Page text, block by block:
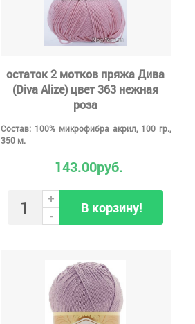
остаток 2 мотков пряжа Дива
(Diva Alize) цвет 363 нежная
роза
Состав: 100% микрофибра акрил, 100 гр.,
350 м.
143.00руб.
+
-
В корзину!